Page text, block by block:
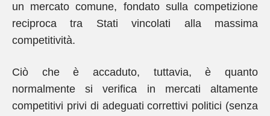
un mercato comune, fondato sulla competizione
reciproca tra Stati vincolati alla massima
competitività.
Ciò che è accaduto, tuttavia, è quanto
normalmente si verifica in mercati altamente
competitivi privi di adeguati correttivi politici (senza